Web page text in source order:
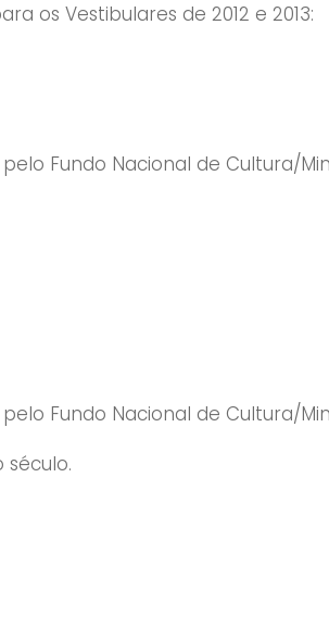
os Vestibulares de 2012 e 2013:
Fundo Nacional de Cultura/
Fundo Nacional de Cultura/
século.